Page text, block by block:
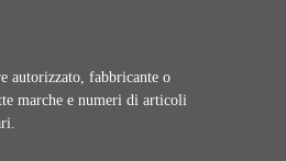
autorizzato, fabbricante o
marche e numeri di articoli